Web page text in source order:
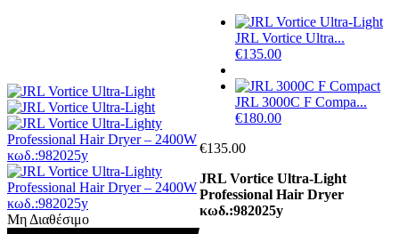
Μη Διαθέσιμο
JRL Vortice Ultra...
€135.00
JRL 3000C F Compa...
€180.00
€135.00
JRL Vortice Ultra-Light
Professional Hair Dryer
κωδ.:982025y